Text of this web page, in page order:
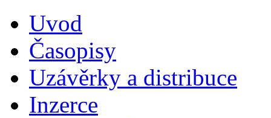
Uvod
Časopisy
Uzávěrky a distribuce
Inzerce